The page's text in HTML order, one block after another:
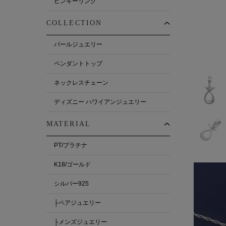
COLLECTION
パールジュエリー
ペンダントトップ
ネックレスチェーン
ディズニー ハワイアンジュエリー
MATERIAL
PT/プラチナ
K18/ゴールド
シルバー925
├ペアジュエリー
├メンズジュエリー